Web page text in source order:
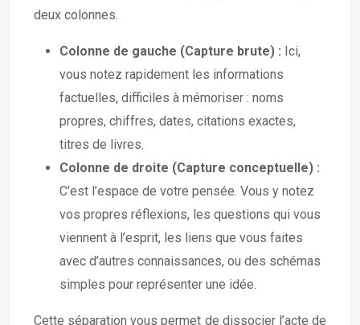
deux colonnes.
Colonne de gauche (Capture brute) : Ici,
vous notez rapidement les informations
factuelles, difficiles à mémoriser : noms
propres, chiffres, dates, citations exactes,
titres de livres.
Colonne de droite (Capture conceptuelle) :
C’est l’espace de votre pensée. Vous y notez
vos propres réflexions, les questions qui vous
viennent à l’esprit, les liens que vous faites
avec d’autres connaissances, ou des schémas
simples pour représenter une idée.
Cette séparation vous permet de dissocier l’acte de